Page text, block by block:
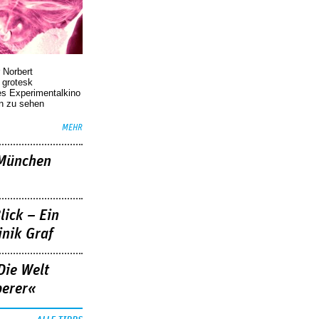
Experimentalkino
zu sehen
MEHR
– Ein
Graf
Welt